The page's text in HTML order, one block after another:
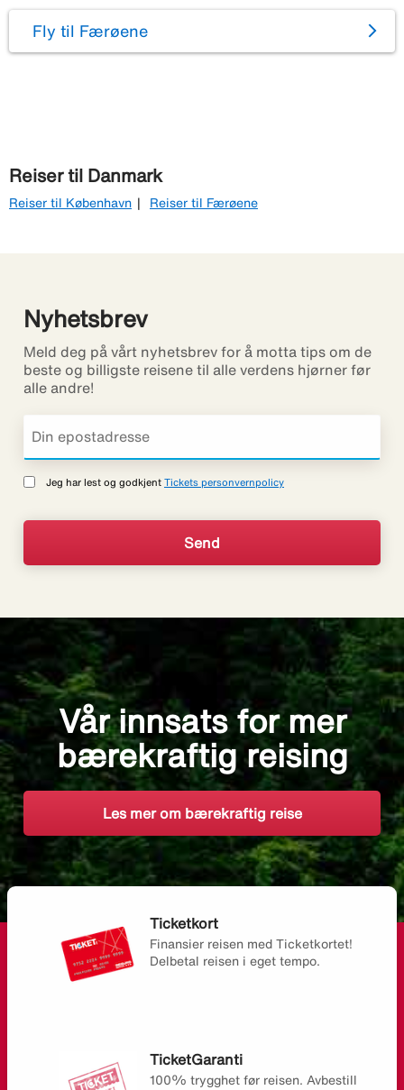
Fly til Færøene
Reiser til Danmark
Reiser til København Reiser til Færøene
Nyhetsbrev
Meld deg på vårt nyhetsbrev for å motta tips om de
beste og billigste reisene til alle verdens hjørner før
alle andre!
Jeg har lest og godkjent Tickets personvernpolicy
Vår innsats for mer
bærekraftig reising
Les mer om bærekraftig reise
Ticketkort
Finansier reisen med Ticketkortet!
Delbetal reisen i eget tempo.
TicketGaranti
100% trygghet før reisen. Avbestill